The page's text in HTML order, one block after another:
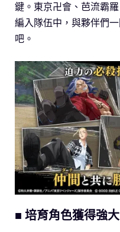
鍵。東京卍會、芭流霸
編入隊伍中，與夥伴們
吧。
■ 培育角色獲得強